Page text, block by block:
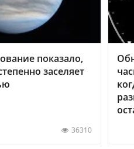
показало,
заселяет
36310